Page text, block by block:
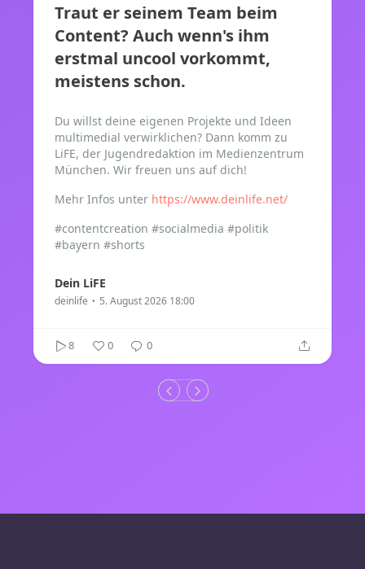
Traut er seinem Team beim
Content? Auch wenn's ihm
erstmal uncool vorkommt,
meistens schon.
Du willst deine eigenen Projekte und Ideen
multimedial verwirklichen? Dann komm zu
LiFE, der Jugendredaktion im Medienzentrum
München. Wir freuen uns auf dich!
Mehr Infos unter https://www.deinlife.net/
#contentcreation #socialmedia #politik
#bayern #shorts
Dein LiFE
deinlife 5. August 2026 18:00
8 0 0